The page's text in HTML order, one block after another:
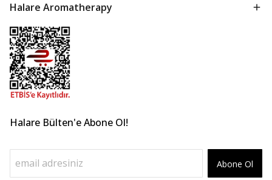
Halare Aromatherapy
Halare Bülten'e Abone Ol!
Abone Ol